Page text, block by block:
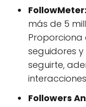
FollowMeter:
más de 5
Proporciona
seguidores
seguirte,
Followers